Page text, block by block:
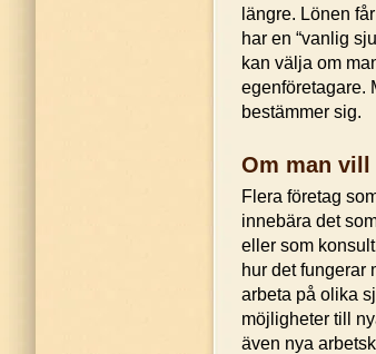
längre. Lönen
har en “vanlig
kan välja om
egenföretagare.
bestämmer sig.
Om man vill
Flera företag
innebära det
eller som
hur det fungerar
arbeta på olika
möjligheter till
även nya